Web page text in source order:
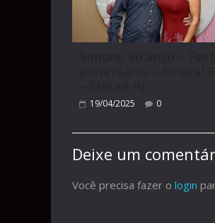
19/04/2025 0
Deixe um
Você precisa fazer o login